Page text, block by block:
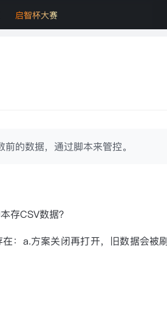
启智杯大赛
的数据，通过脚本来管控。
存CSV数据？
：a.方案关闭再打开，旧数据会被